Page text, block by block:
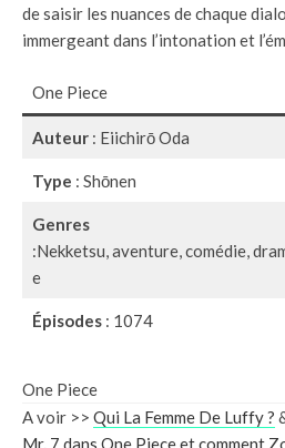
de saisir les nuances de chaque
immergeant dans l’intonation et
One Piece
Auteur : Eiichirō Oda
Type : Shōnen
Genres
:Nekketsu, aventure, comédie,
e
Épisodes: 1074
One Piece
A voir >> Qui La Femme De Luffy ?
Mr. 7 dans One Piece et comment